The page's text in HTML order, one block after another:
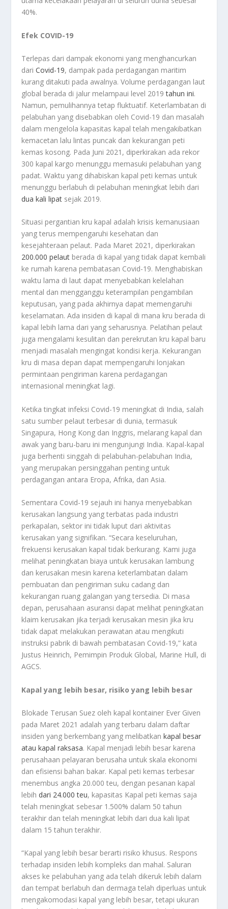
40%.
Efek COVID-19
Terlepas dari dampak ekonomi yang menghancurkan
dariCovid-19, dampak pada perdagangan maritim
kurang ditakuti pada awalnya. Volume perdagangan laut
global berada di jalur melampaui level 2019tahun ini.
Namun, pemulihannya tetap fluktuatif. Keterlambatan di
pelabuhan yang disebabkan oleh Covid-19 dan masalah
dalam mengelola kapasitas kapal telah mengakibatkan
kemacetan lalu lintas puncak dan kekurangan peti
kemas kosong. Pada Juni 2021, diperkirakan ada rekor
300 kapal kargo menunggu memasuki pelabuhan yang
padat. Waktu yang dihabiskan kapal peti kemas untuk
menunggu berlabuh di pelabuhan meningkat lebih dari
dua kali lipat sejak 2019.
Situasi pergantian kru kapal adalah krisis kemanusiaan
yang terus mempengaruhi kesehatan dan
kesejahteraan pelaut. Pada Maret 2021, diperkirakan
200.000 pelaut berada di kapal yang tidak dapat kembali
ke rumah karena pembatasan Covid-19. Menghabiskan
waktu lama di laut dapat menyebabkan kelelahan
mental dan mengganggu keterampilan pengambilan
keputusan, yang pada akhirnya dapat memengaruhi
keselamatan. Ada insiden di kapal di mana kru berada di
kapal lebih lama dari yang seharusnya. Pelatihan pelaut
juga mengalami kesulitan dan perekrutan kru kapal baru
menjadi masalah mengingat kondisi kerja. Kekurangan
kru di masa depan dapat mempengaruhi lonjakan
permintaan pengiriman karena perdagangan
internasional meningkat lagi.
Ketika tingkat infeksi Covid-19 meningkat di India, salah
satu sumber pelaut terbesar di dunia, termasuk
Singapura, Hong Kong dan Inggris, melarang kapal dan
awak yang baru-baru ini mengunjungi India. Kapal-kapal
juga berhenti singgah di pelabuhan-pelabuhan India,
yang merupakan persinggahan penting untuk
perdagangan antara Eropa, Afrika, dan Asia.
Sementara Covid-19 sejauh ini hanya menyebabkan
kerusakan langsung yang terbatas pada industri
perkapalan, sektor ini tidak luput dari aktivitas
kerusakan yang signifikan. “Secara keseluruhan,
frekuensi kerusakan kapal tidak berkurang. Kami juga
melihat peningkatan biaya untuk kerusakan lambung
dan kerusakan mesin karena keterlambatan dalam
pembuatan dan pengiriman suku cadang dan
kekurangan ruang galangan yang tersedia. Di masa
depan, perusahaan asuransi dapat melihat peningkatan
klaim kerusakan jika terjadi kerusakan mesin jika kru
tidak dapat melakukan perawatan atau mengikuti
instruksi pabrik di bawah pembatasan Covid-19,” kata
Justus Heinrich, Pemimpin Produk Global, Marine Hull, di
AGCS.
Kapal yang lebih besar, risiko yang lebih besar
Blokade Terusan Suez oleh kapal kontainer Ever Given
pada Maret 2021 adalah yang terbaru dalam daftar
insiden yang berkembang yang melibatkankapal besar
atau kapal raksasa. Kapal menjadi lebih besar karena
perusahaan pelayaran berusaha untuk skala ekonomi
dan efisiensi bahan bakar. Kapal peti kemas terbesar
menembus angka 20.000 teu, dengan pesanan kapal
lebih dari 24.000 teu, kapasitas Kapal peti kemas saja
telah meningkat sebesar 1.500% dalam 50 tahun
terakhir dan telah meningkat lebih dari dua kali lipat
dalam 15 tahun terakhir.
“Kapal yang lebih besar berarti risiko khusus. Respons
terhadap insiden lebih kompleks dan mahal. Saluran
akses ke pelabuhan yang ada telah dikeruk lebih dalam
dan tempat berlabuh dan dermaga telah diperluas untuk
mengakomodasi kapal yang lebih besar, tetapi ukuran